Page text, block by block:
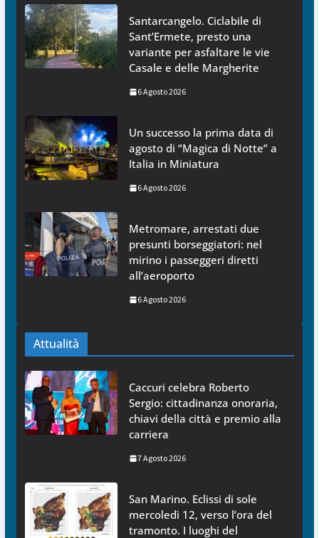
Santarcangelo. Ciclabile di
Sant’Ermete, presto una
variante per asfaltare le vie
Casale e delle Margherite
6 Agosto 2026
Un successo la prima data di
agosto di “Magica di Notte” a
Italia in Miniatura
6 Agosto 2026
Metromare, arrestati due
presunti borseggiatori: nel
mirino i passeggeri diretti
all’aeroporto
6 Agosto 2026
Attualità
Caccuri celebra Roberto
Sergio: cittadinanza onoraria,
chiavi della città e premio alla
carriera
7 Agosto 2026
San Marino. Eclissi di sole
mercoledì 12, verso l’ora del
tramonto. I luoghi del